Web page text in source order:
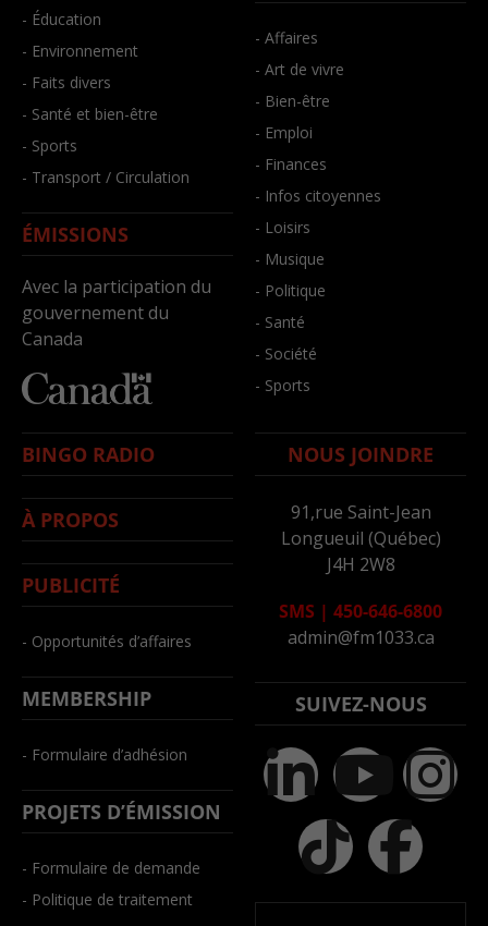
- Éducation
- Environnement
- Faits divers
- Santé et bien-être
- Sports
- Transport / Circulation
ÉMISSIONS
Avec la participation du
gouvernement du
Canada
- Affaires
- Art de vivre
- Bien-être
- Emploi
- Finances
- Infos citoyennes
- Loisirs
- Musique
- Politique
- Santé
- Société
- Sports
BINGO RADIO
À PROPOS
PUBLICITÉ
- Opportunités d’affaires
MEMBERSHIP
- Formulaire d’adhésion
PROJETS D’ÉMISSION
- Formulaire de demande
- Politique de traitement
NOUS JOINDRE
91,rue Saint-Jean
Longueuil (Québec)
J4H 2W8
SMS | 450-646-6800
admin@fm1033.ca
SUIVEZ-NOUS